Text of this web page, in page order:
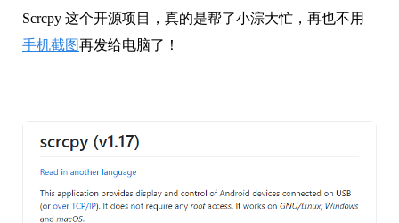
Scrcpy 这个开源项目，真的是帮了小淙大忙，再也不用
手机截图再发给电脑了！